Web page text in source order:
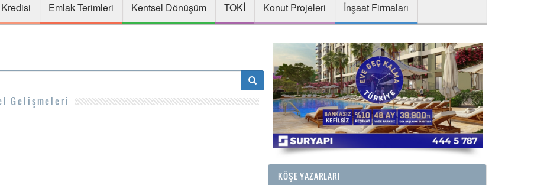
Emlak Terimleri Kentsel Dönüşüm TOKİ Konut Projeleri İnşaat Firmaları
Gelişmeleri
KÖŞE YAZARLARI